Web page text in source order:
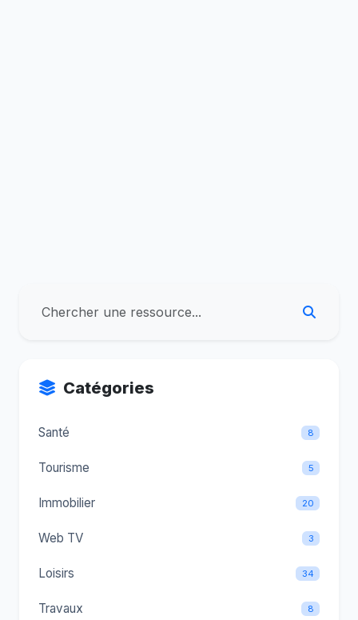
Catégories
Santé 8
Tourisme 5
Immobilier 20
Web TV 3
Loisirs 34
Travaux 8